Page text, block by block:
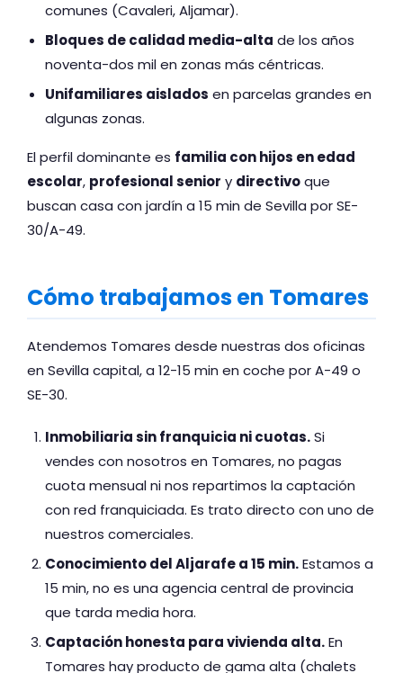
comunes (Cavaleri, Aljamar).
Bloques de calidad media-alta de los años
noventa-dos mil en zonas más céntricas.
Unifamiliares aislados en parcelas grandes en
algunas zonas.
El perfil dominante es familia con hijos en edad
escolar, profesional senior y directivoque
buscan casa con jardín a 15 min de Sevilla por SE-
30/A-49.
Cómo trabajamos en Tomares
Atendemos Tomares desde nuestras dos oficinas
en Sevilla capital, a 12-15 min en coche por A-49 o
SE-30.
Inmobiliaria sin franquicia ni cuotas.Si
vendes con nosotros en Tomares, no pagas
cuota mensual ni nos repartimos la captación
con red franquiciada. Es trato directo con uno de
nuestros comerciales.
Conocimiento del Aljarafe a 15 min.Estamos a
15 min, no es una agencia central de provincia
que tarda media hora.
Captación honesta para vivienda alta.En
Tomares hay producto de gama alta (chalets